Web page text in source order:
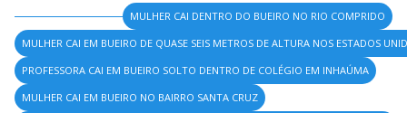
MULHER CAI DENTRO DO BUEIRO NO RIO COMPRIDO
MULHER CAI EM BUEIRO DE QUASE SEIS METROS DE ALTURA NOS ESTADOS
PROFESSORA CAI EM BUEIRO SOLTO DENTRO DE COLÉGIO EM INHAÚMA
MULHER CAI EM BUEIRO NO BAIRRO SANTA CRUZ